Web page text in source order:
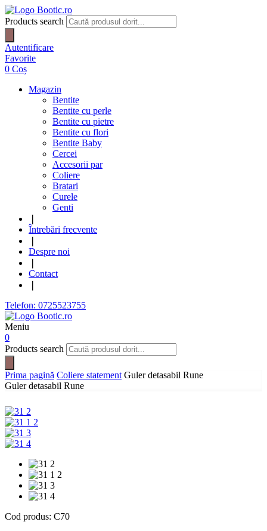
Products search
Autentificare
Favorite
0 Coș
Magazin
Bentite
Bentite cu perle
Bentite cu pietre
Bentite cu flori
Bentite Baby
Cercei
Accesorii par
Coliere
Bratari
Curele
Genti
Întrebări frecvente
Despre noi
Contact
Telefon: 0725523755
Meniu
0
Products search
Prima pagină Coliere statement Guler detasabil Rune
Guler detasabil Rune
Cod produs: C70